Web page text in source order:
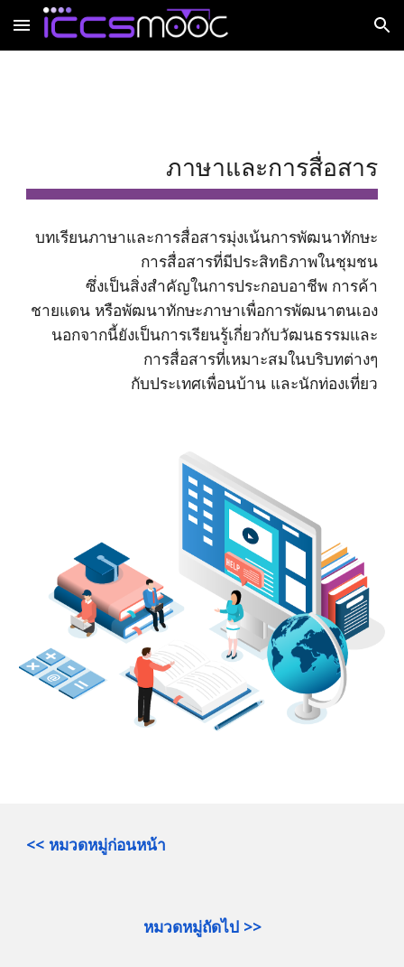
Skip to main content Skip to navigation
ภาษาและการสื่อสาร
บทเรียนภาษาและการสื่อสารมุ่งเน้นการพัฒนาทักษะ
การสื่อสารที่มีประสิทธิภาพในชุมชน
ซึ่งเป็นสิ่งสำคัญในการประกอบอาชีพ การค้า
ชายแดน หรือพัฒนาทักษะภาษาเพื่อการพัฒนาตนเอง
นอกจากนี้ยังเป็นการเรียนรู้เกี่ยวกับวัฒนธรรมและ
การสื่อสารที่เหมาะสมในบริบทต่างๆ
กับประเทศเพื่อนบ้าน และนักท่องเที่ยว
<< หมวดหมู่ก่อนหน้า
หมวดหมู่ถัดไป >>